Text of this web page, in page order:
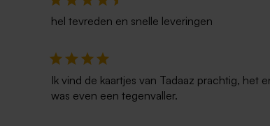
hel tevreden en snelle leveringen
Ik vind de kaartjes van Tadaaz prachtig, het
was even een tegenvaller.